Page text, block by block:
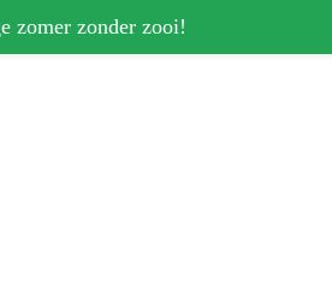
zomer zonder zooi!